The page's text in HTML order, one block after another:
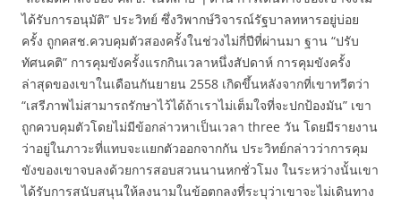
ได้รับการอนุมัติ” ประวิทย์ ซึ่งวิพากษ์วิจารณ์รัฐบาลทหารอยู่บ่อย
ครั้ง ถูกคสช.ควบคุมตัวสองครั้งในช่วงไม่กี่ปีที่ผ่านมา ฐาน “ปรับ
ทัศนคติ” การคุมขังครั้งแรกกินเวลาหนึ่งสัปดาห์ การคุมขังครั้ง
ล่าสุดของเขาในเดือนกันยายน 2558 เกิดขึ้นหลังจากที่เขาทวีตว่า
“เสรีภาพไม่สามารถรักษาไว้ได้ถ้าเราไม่เต็มใจที่จะปกป้องมัน” เขา
ถูกควบคุมตัวโดยไม่มีข้อกล่าวหาเป็นเวลา three วัน โดยมีรายงาน
ว่าอยู่ในภาวะที่แทบจะแยกตัวออกจากกัน ประวิทย์กล่าวว่าการคุม
ขังของเขาจบลงด้วยการสอบสวนนานหกชั่วโมง ในระหว่างนั้นเขา
ได้รับการสนับสนุนให้ลงนามในข้อตกลงที่ระบุว่าเขาจะไม่เดินทาง